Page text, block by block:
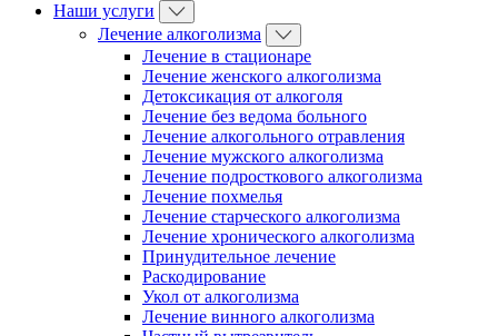
Наши услуги
Лечение алкоголизма
Лечение в стационаре
Лечение женского алкоголизма
Детоксикация от алкоголя
Лечение без ведома больного
Лечение алкогольного отравления
Лечение мужского алкоголизма
Лечение подросткового алкоголизма
Лечение похмелья
Лечение старческого алкоголизма
Лечение хронического алкоголизма
Принудительное лечение
Раскодирование
Укол от алкоголизма
Лечение винного алкоголизма